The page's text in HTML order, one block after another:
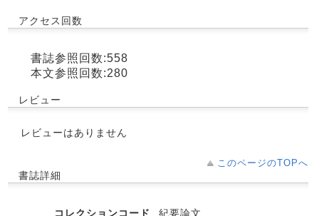
アクセス回数
書誌参照回数:558
本文参照回数:280
レビュー
レビューはありません
このページのTOPへ
書誌詳細
コレクションコード
紀要論文